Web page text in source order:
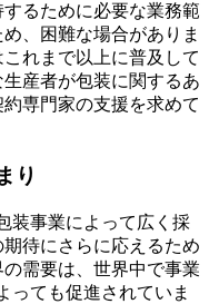
るために必要な業務範
、困難な場合がありま
れまで以上に普及して
産者が包装に関するあ
専門家の支援を求めて
り
装事業によって広く採
待にさらに応えるため
需要は、世界中で事業
っても促進されていま